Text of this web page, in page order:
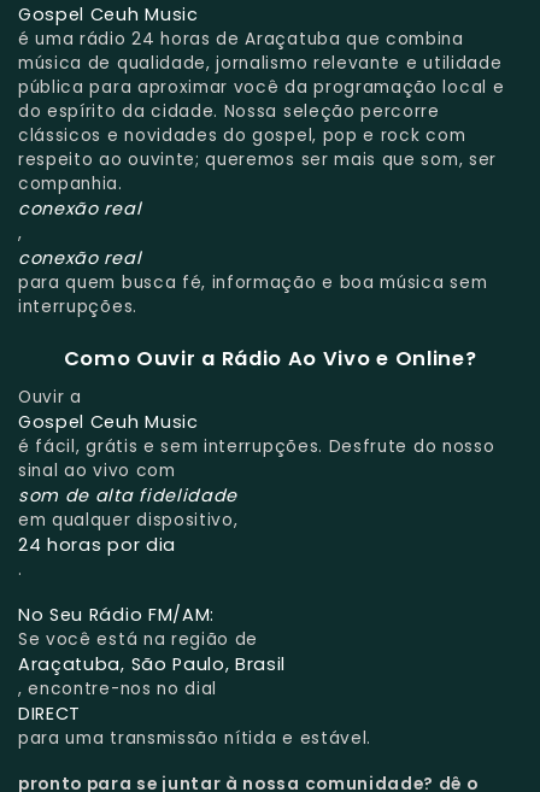
Gospel Ceuh Music
é uma rádio 24 horas de Araçatuba que combina
música de qualidade, jornalismo relevante e utilidade
pública para aproximar você da programação local e
do espírito da cidade. Nossa seleção percorre
clássicos e novidades do gospel, pop e rock com
respeito ao ouvinte; queremos ser mais que som, ser
companhia.
conexão real
,
conexão real
para quem busca fé, informação e boa música sem
interrupções.
Como Ouvir a Rádio Ao Vivo e Online?
Ouvir a
Gospel Ceuh Music
é fácil, grátis e sem interrupções. Desfrute do nosso
sinal ao vivo com
som de alta fidelidade
em qualquer dispositivo,
24 horas por dia
.
No Seu Rádio FM/AM:
Se você está na região de
Araçatuba, São Paulo, Brasil
, encontre-nos no dial
DIRECT
para uma transmissão nítida e estável.
pronto para se juntar à nossa comunidade? dê o